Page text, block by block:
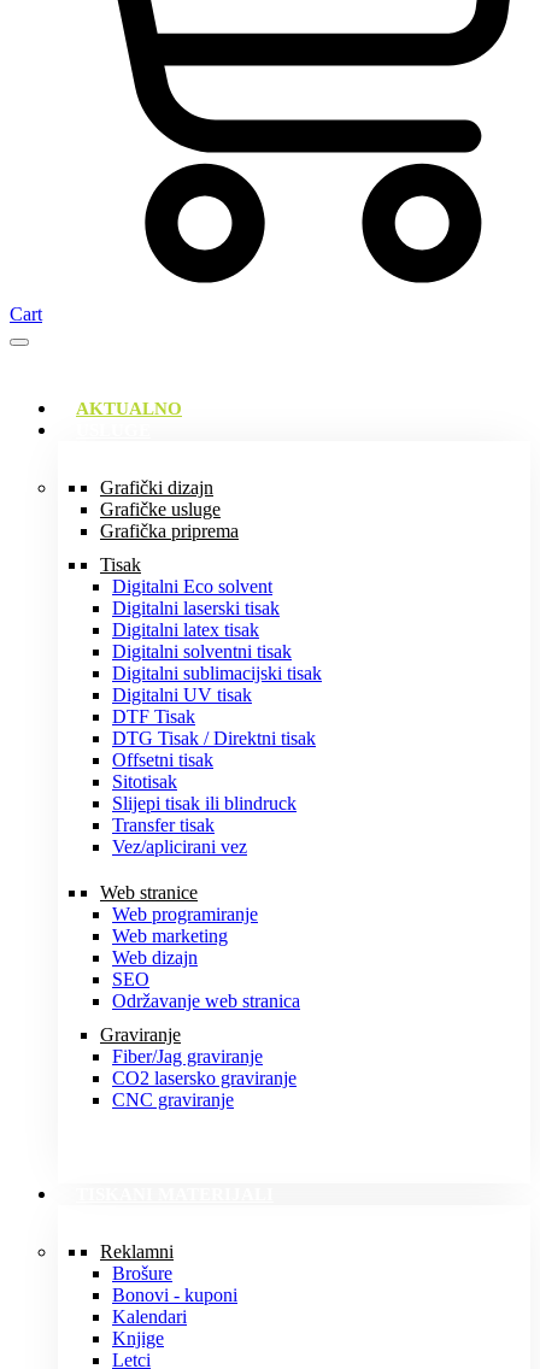
Cart
AKTUALNO
Grafički dizajn
Grafičke usluge
Grafička priprema
Tisak
Digitalni Eco solvent
Digitalni laserski tisak
Digitalni latex tisak
Digitalni solventni tisak
Digitalni sublimacijski tisak
Digitalni UV tisak
DTF Tisak
DTG Tisak / Direktni tisak
Offsetni tisak
Sitotisak
Slijepi tisak ili blindruck
Transfer tisak
Vez/aplicirani vez
Web stranice
Web programiranje
Web marketing
Web dizajn
SEO
Održavanje web stranica
Graviranje
Fiber/Jag graviranje
CO2 lasersko graviranje
CNC graviranje
Reklamni
Brošure
Bonovi - kuponi
Kalendari
Knjige
Letci